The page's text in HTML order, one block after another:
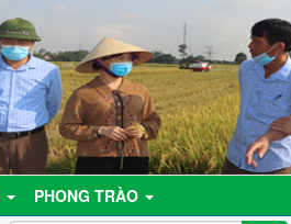
PHONG TRÀO